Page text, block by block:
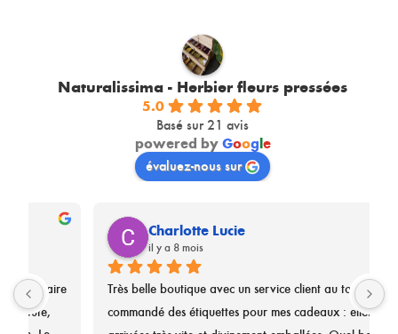
Naturalissima - Herbier fleurs pressées
5.0
Basé sur 21 avis
powered byGoogle
évaluez-nous sur
Charlotte Lucie
il y a 8 mois
Très belle boutique avec un service client au top !J'ai
commandé des étiquettes pour mes cadeaux : elles sont